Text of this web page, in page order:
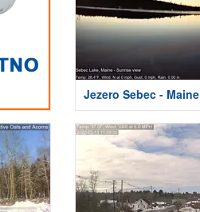
Jezero Sebec - Maine